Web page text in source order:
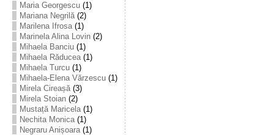
Maria Georgescu(1)
Mariana Negrilă(2)
Marilena Ifrosa(1)
Marinela Alina Lovin(2)
Mihaela Banciu(1)
Mihaela Răducea(1)
Mihaela Turcu(1)
Mihaela-Elena Vărzescu(1)
Mirela Cireașă(3)
Mirela Stoian(2)
Mustață Maricela(1)
Nechita Monica(1)
Negraru Anișoara(1)